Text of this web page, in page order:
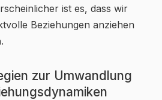
ist es, dass wir
Beziehungen anziehen
zur Umwandlung